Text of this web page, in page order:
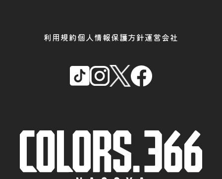
利用規約個人情報保護方針運営会社